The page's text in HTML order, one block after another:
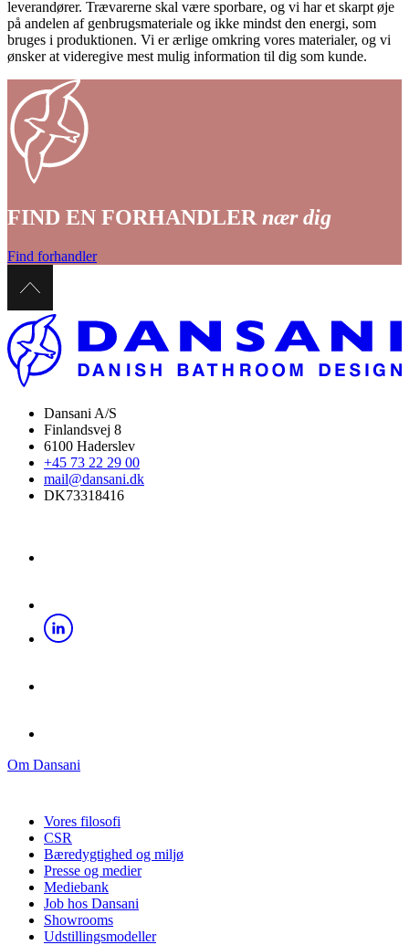
leverandører. Trævarerne skal være sporbare, og vi har et skarpt øje
på andelen af genbrugsmateriale og ikke mindst den energi, som
bruges i produktionen. Vi er ærlige omkring vores materialer, og vi
ønsker at videregive mest mulig information til dig som kunde.
FIND EN FORHANDLER nær dig
Find forhandler
Dansani A/S
Finlandsvej 8
6100 Haderslev
+45 73 22 29 00
mail@dansani.dk
DK73318416
Om Dansani
Vores filosofi
CSR
Bæredygtighed og miljø
Presse og medier
Mediebank
Job hos Dansani
Showrooms
Udstillingsmodeller